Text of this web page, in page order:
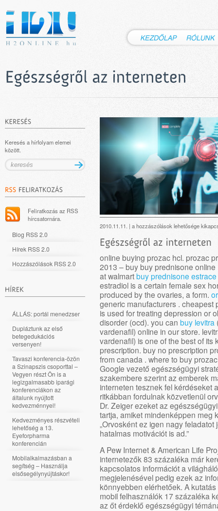
Keresés a hírfolyam elemei
között.
Feliratkozás az RSS
hírcsatornára.
Blog RSS 2.0
Hírek RSS 2.0
Hozzászólások RSS 2.0
ÁLLÁS: portál menedzser
Dupláztunk az első
betegedukációs
versenyen!
Tavaszi konferencia-özön
a Szinapszis csoporttal –
Vegyen részt Ön is a
legizgalmasabb iparági
konferenciákon az
általunk nyújtott
kedvezménnyel!
Kedvezményes részvételi
lehetőség a 13.
Eyeforpharma
konferencián
Mobilalkalmazásban a
segítség – Használja
elsősegélynyújtáskor!
2010.11.11. | Egészségről
interneten
a hozzászólások lehetősége
online buying prozac hcl. prozac
2013 – buy buy prednisone
at walmartbuy prednisone
estradiol is a certain female sex
produced by the ovaries, a form.
generic manufacturers . cheapest
is used for treating depression or
disorder (ocd). you can buy levitra
vardenafil) online in our store.
vardenafil) is one of the best of its
prescription. buy no prescription
from canada . where to buy
Google vezető egészségügyi
szakembere szerint az emberek
interneten tesznek fel kérdéseket
ritkábban fordulnak közvetlenül
Dr. Zeiger ezeket az
tartja, amiket mindenképpen meg
„Orvosként ez igen nagy feladatot
hatalmas motivációt is ad.”
A Pew Internet & American Life
internetezők 83 százaléka már
kapcsolatos információt a
megjelenésével pedig ezek az
könnyebben elérhetőek. A
mobil felhasználók 17 százaléka
az őt érdeklő egészségügyi